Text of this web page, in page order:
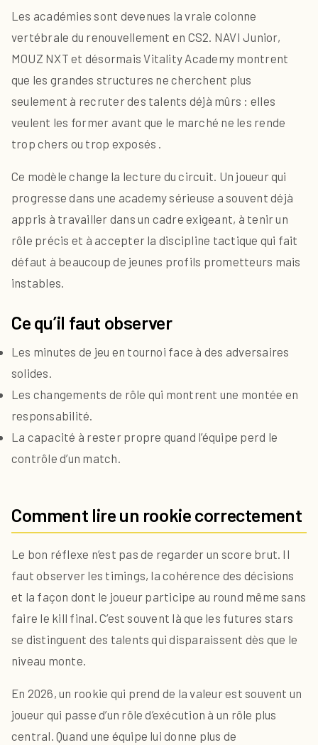
Les académies sont devenues la vraie colonne
vertébrale du renouvellement en CS2. NAVI Junior,
MOUZ NXT et désormais Vitality Academy montrent
que les grandes structures ne cherchent plus
seulement à recruter des talents déjà mûrs : elles
veulent les former avant que le marché ne les rende
trop chers ou trop exposés .
Ce modèle change la lecture du circuit. Un joueur qui
progresse dans une academy sérieuse a souvent déjà
appris à travailler dans un cadre exigeant, à tenir un
rôle précis et à accepter la discipline tactique qui fait
défaut à beaucoup de jeunes profils prometteurs mais
instables.
Ce qu’il faut observer
Les minutes de jeu en tournoi face à des adversaires
solides.
Les changements de rôle qui montrent une montée en
responsabilité.
La capacité à rester propre quand l’équipe perd le
contrôle d’un match.
Comment lire un rookie correctement
Le bon réflexe n’est pas de regarder un score brut. Il
faut observer les timings, la cohérence des décisions
et la façon dont le joueur participe au round même sans
faire le kill final. C’est souvent là que les futures stars
se distinguent des talents qui disparaissent dès que le
niveau monte.
En 2026, un rookie qui prend de la valeur est souvent un
joueur qui passe d’un rôle d’exécution à un rôle plus
central. Quand une équipe lui donne plus de